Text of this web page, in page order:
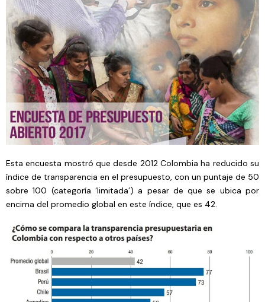
Esta encuesta mostró que desde 2012 Colombia ha reducido su
índice de transparencia en el presupuesto, con un puntaje de 50
sobre 100 (categoría ‘limitada’) a pesar de que se ubica por
encima del promedio global en este índice, que es 42.